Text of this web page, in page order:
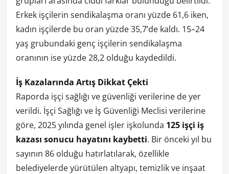
Erkek işçilerin sendikalaşma oranı yüzde 61,6 iken,
kadın işçilerde bu oran yüzde 35,7’de kaldı. 15–24
yaş grubundaki genç işçilerin sendikalaşma
oranının ise yüzde 28,2 olduğu kaydedildi.
İş Kazalarında Artış Dikkat Çekti
Raporda işçi sağlığı ve güvenliği verilerine de yer
verildi. İşçi Sağlığı ve İş Güvenliği Meclisi verilerine
göre, 2025 yılında genel işler işkolunda 125 işçi iş
kazası sonucu hayatını kaybetti. Bir önceki yıl bu
sayının 86 olduğu hatırlatılarak, özellikle
belediyelerde yürütülen altyapı, temizlik ve inşaat